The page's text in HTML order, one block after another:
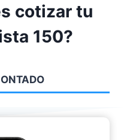
cotizar tu
150?